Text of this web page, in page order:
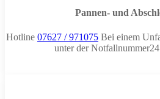
Pannen- und
Hotline 07627 / 971075 Bei einem
unter der